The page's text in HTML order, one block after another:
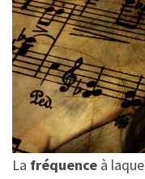
La fréquence à